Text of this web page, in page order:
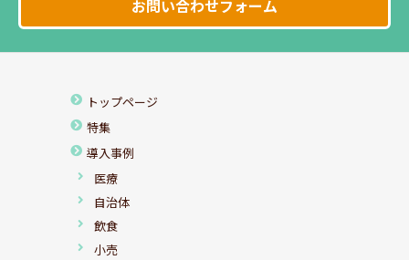
お問い合わせフォーム
トップページ
特集
導入事例
医療
自治体
飲食
小売